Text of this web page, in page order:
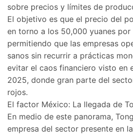
sobre precios y límites de
El objetivo es que el precio del
en torno a los 50,000 yuanes por
permitiendo que las empresas
sanos sin recurrir a prácticas
evitar el caos financiero visto en
2025, donde gran parte del
rojos.
El factor México: La llegada de
En medio de este panorama,
empresa del sector presente en